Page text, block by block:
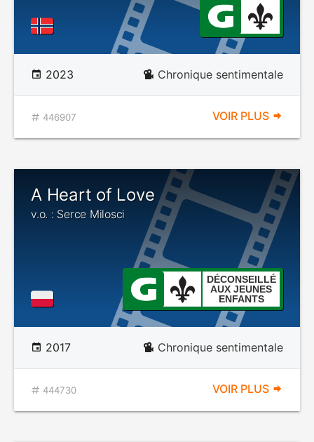
2023 Chronique sentimentale
446907 VOIR PLUS
A Heart of Love
v.o. : Serce Milosci
DÉCONSEILLÉ
AUX JEUNES
ENFANTS
2017 Chronique sentimentale
444730 VOIR PLUS